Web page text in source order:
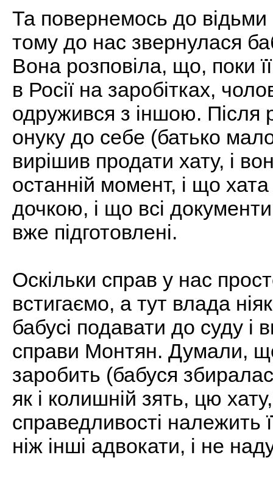
Та повернемось до відьми
тому до нас звернулася
Вона розповіла, що, поки
в Росії на заробітках,
одружився з іншою. Після
онуку до себе (батько
вирішив продати хату, і
останній момент, і що
дочкою, і що всі
вже підготовлені.
Оскільки справ у нас
встигаємо, а тут влада
бабусі подавати до суду і
справи Монтян. Думали,
заробить (бабуся
як і колишній зять, цю
справедливості належить
ніж інші адвокати, і не